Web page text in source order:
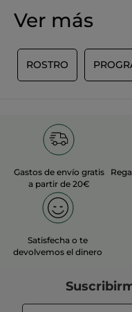
Ver más
ROSTRO
Gastos de envío gratis
a partir de 20€
Satisfecha o te
devolvemos el dinero